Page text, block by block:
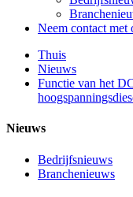
Neem contact met
Thuis
Nieuws
Functie van het
Nieuws
Bedrijfsnieuws
Branchenieuws